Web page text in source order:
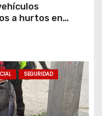
a hurtos en
Zipaquirá
SEGURIDAD